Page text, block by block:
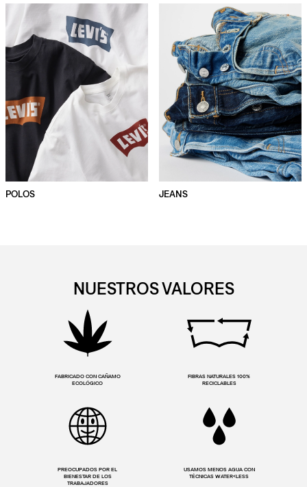
POLOS JEANS
NUESTROS VALORES
FABRICADO CON CAÑAMO
ECOLÓGICO
FIBRAS NATURALES 100%
RECICLABLES
PREOCUPADOS POR EL
BIENESTAR DE LOS
TRABAJADORES
USAMOS MENOS AGUA CON
TÉCNICAS WATER<LESS